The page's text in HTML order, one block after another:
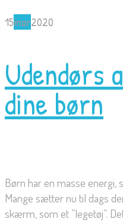
15mar2020
dine børn
Børn har en masse energi,
Mange sætter nu til dags
skærm, som et ”legetøj”.